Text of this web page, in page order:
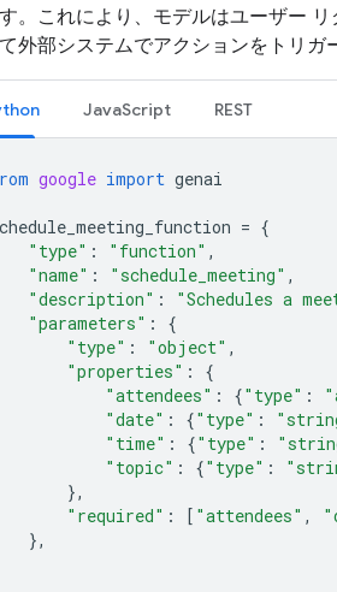
。これにより、モデルはユーザー
外部システムでアクションをトリガ
JavaScript REST
google import genai
= {
"type" : "function" ,
"name" : "schedule_meeting" ,
"description" : "Schedules a
"parameters" :
{
"type" : "object" ,
"properties" :
{
"attendees" : {"type" :
"date" : {"type" :
"time" : {"type" :
"topic" : {"type" :
},
"required" : [ "attendees" ,
},